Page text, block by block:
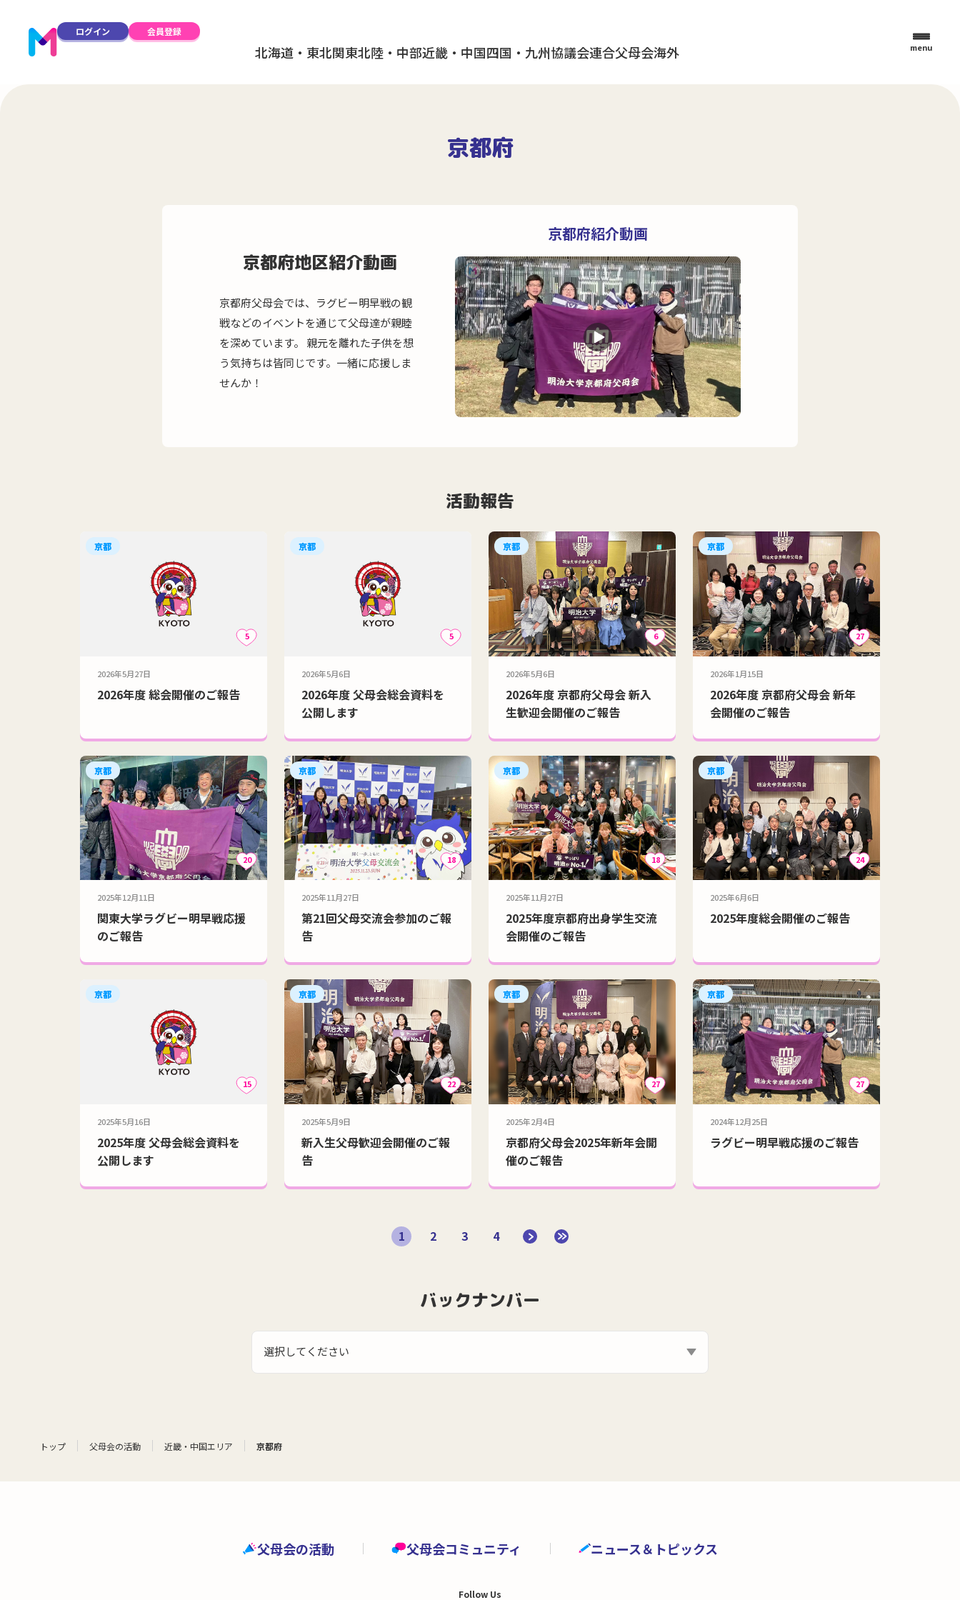
ログイン 会員登録
北海道・東北関東北陸・中部近畿・中国四国・九州協議会連合父母会海外 menu
京都府
京都府地区紹介動画
京都府父母会では、ラグビー明早戦の観
戦などのイベントを通じて父母達が親睦
を深めています。 親元を離れた子供を想
う気持ちは皆同じです。一緒に応援しま
せんか！
京都府紹介動画
活動報告
京都
5
2026年5月27日
2026年度 総会開催のご報告
京都
5
2026年5月6日
2026年度 父母会総会資料を
公開します
京都
6
2026年5月6日
2026年度 京都府父母会 新入
生歓迎会開催のご報告
京都
27
2026年1月15日
2026年度 京都府父母会 新年
会開催のご報告
京都
20
2025年12月11日
関東大学ラグビー明早戦応援
のご報告
京都
18
2025年11月27日
第21回父母交流会参加のご報
告
京都
18
2025年11月27日
2025年度京都府出身学生交流
会開催のご報告
京都
24
2025年6月6日
2025年度総会開催のご報告
京都
15
2025年5月16日
2025年度 父母会総会資料を
公開します
京都
22
2025年5月9日
新入生父母歓迎会開催のご報
告
京都
27
2025年2月4日
京都府父母会2025年新年会開
催のご報告
京都
27
2024年12月25日
ラグビー明早戦応援のご報告
1 2 3 4
バックナンバー
選択してください
トップ 父母会の活動 近畿・中国エリア 京都府
父母会の活動 父母会コミュニティ ニュース＆トピックス
Follow Us